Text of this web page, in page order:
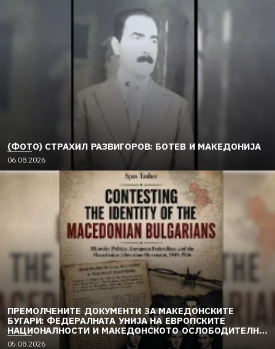
(ФОТО) СТРАХИЛ РАЗВИГОРОВ: БОТЕВ И МАКЕДОНИЈА
06.08.2026
ПРЕМОЛЧЕНИТЕ ДОКУМЕНТИ ЗА МАКЕДОНСКИТЕ
БУГАРИ: ФЕДЕРАЛНАТА УНИЈА НА ЕВРОПСКИТЕ
НАЦИОНАЛНОСТИ И МАКЕДОНСКОТО ОСЛОБОДИТЕЛНО
ДВИЖЕЊЕ (1949–1956) (2)
05.08.2026